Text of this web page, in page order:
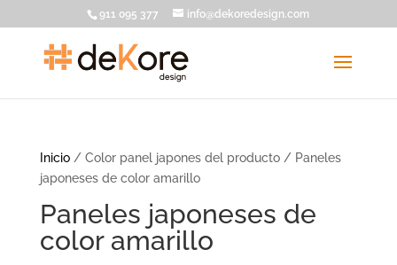
911 095 377 info@dekoredesign.com
Inicio/ Color panel japones del producto / Paneles
japoneses de color amarillo
Paneles japoneses de
color amarillo